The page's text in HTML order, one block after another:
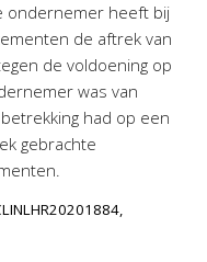
ondernemer heeft bij
de aftrek van
de voldoening op
was van
had op een
gebrachte